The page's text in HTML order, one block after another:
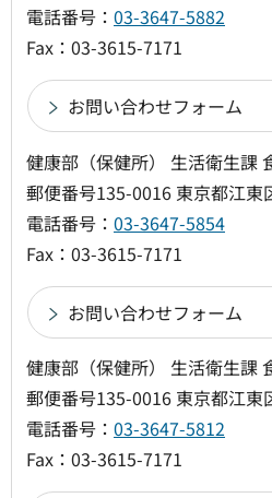
電話番号： 03-3647-5882
Fax：03-3615-7171
健康部（保健所） 生活衛生課
郵便番号135-0016 東京都江東
電話番号： 03-3647-5854
Fax：03-3615-7171
健康部（保健所） 生活衛生課
郵便番号135-0016 東京都江東
電話番号： 03-3647-5812
Fax：03-3615-7171